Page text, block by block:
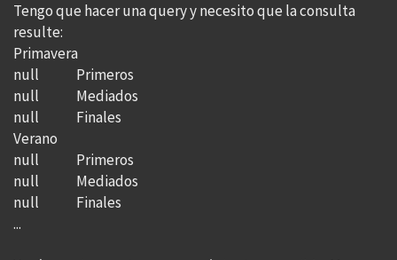
Tengo que hacer una query y necesito que la consulta
resulte:
Primavera
null Primeros
null Mediados
null Finales
Verano
null Primeros
null Mediados
null Finales
...